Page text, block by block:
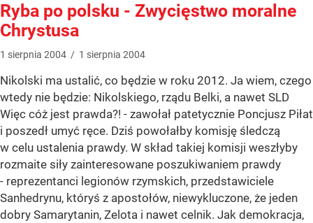
Ryba po polsku - Zwycięstwo moralne
Chrystusa
1 sierpnia 2004 / 1 sierpnia 2004
Nikolski ma ustalić, co będzie w roku 2012. Ja wiem, czego
wtedy nie będzie: Nikolskiego, rządu Belki, a nawet SLD
Więc cóż jest prawda?! - zawołał patetycznie Poncjusz Piłat
i poszedł umyć ręce. Dziś powołałby komisję śledczą
w celu ustalenia prawdy. W skład takiej komisji weszłyby
rozmaite siły zainteresowane poszukiwaniem prawdy
- reprezentanci legionów rzymskich, przedstawiciele
Sanhedrynu, któryś z apostołów, niewykluczone, że jeden
dobry Samarytanin, Zelota i nawet celnik. Jak demokracja,